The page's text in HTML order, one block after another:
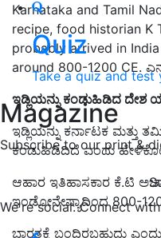
Quiz
Take a quiz and
Magazine
Subscribe to our print &
We're social. Connect
Karnataka and Tamil
recipe, food historian K
probably arrived in
around 800-1200 CE.
ಇಡ್ಲಿಯನ್ನು ಕಂಡುಹಿಡಿದ ದೇಶ
ಇಡ್ಲಿಯನ್ನು ಕರ್ನಾಟಕ ಮತ್ತು
ಕಂಡುಹಿಡಿದಿದೆ ಎಂದು
ಆಹಾರ ಇತಿಹಾಸಕಾರ ಕೆ.ಟಿ
ಇಂಡೋನೇಷ್ಯಾದಿಂದ 800-
ಭಾರತಕ್ಕೆ ಬಂದಿರಬಹುದು